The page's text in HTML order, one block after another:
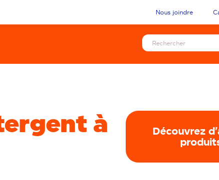
Nous joindre
à
Découvrez